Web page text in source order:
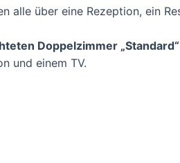
alle über eine Rezeption, ein
Doppelzimmer „Standard“
und einem TV.